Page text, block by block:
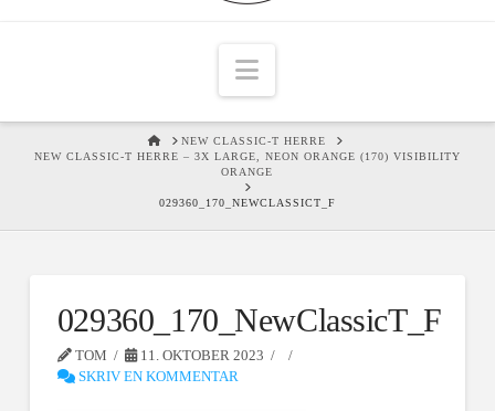
Navigation
HOMENEW CLASSIC-T HERRE
NEW CLASSIC-T HERRE – 3X LARGE, NEON ORANGE (170) VISIBILITY
ORANGE
029360_170_NEWCLASSICT_F
029360_170_NewClassicT_F
TOM
11. OKTOBER 2023
SKRIV EN KOMMENTAR